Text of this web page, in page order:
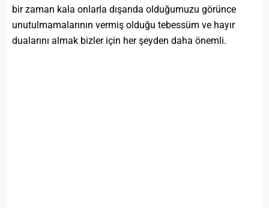
bir zaman kala onlarla dışarıda olduğumuzu görünce
unutulmamalarının vermiş olduğu tebessüm ve hayır
dualarını almak bizler için her şeyden daha önemli.